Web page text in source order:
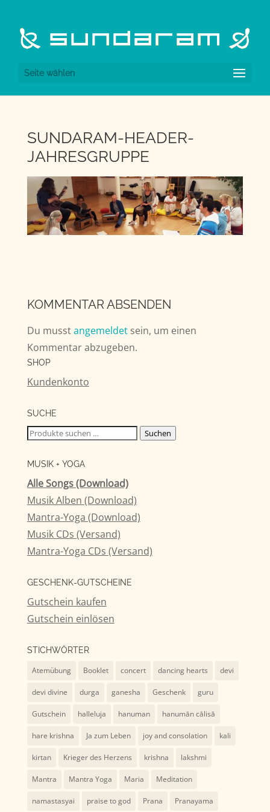
Seite wählen
SUNDARAM-HEADER-
JAHRESGRUPPE
KOMMENTAR ABSENDEN
Du musstangemeldetsein, um einen
Kommentar abzugeben.
SHOP
Kundenkonto
SUCHE
Suchen
Suchen
MUSIK + YOGA
Alle Songs (Download)
Musik Alben (Download)
Mantra-Yoga (Download)
Musik CDs (Versand)
Mantra-Yoga CDs (Versand)
GESCHENK-GUTSCHEINE
Gutschein kaufen
Gutschein einlösen
STICHWÖRTER
Atemübung Booklet concert dancing hearts devi
devi divine durga ganesha Geschenk guru
Gutschein halleluja hanuman hanumān cālisā
hare krishna Ja zum Leben joy and consolation kali
kirtan Krieger des Herzens krishna lakshmi
Mantra Mantra Yoga Maria Meditation
namastasyai praise to god Prana Pranayama